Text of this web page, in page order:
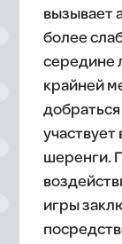
вызывает
более
середине
крайней
участвует
шеренги.
игры